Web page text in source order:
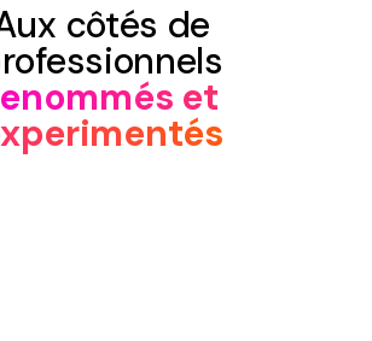
côtés de
et